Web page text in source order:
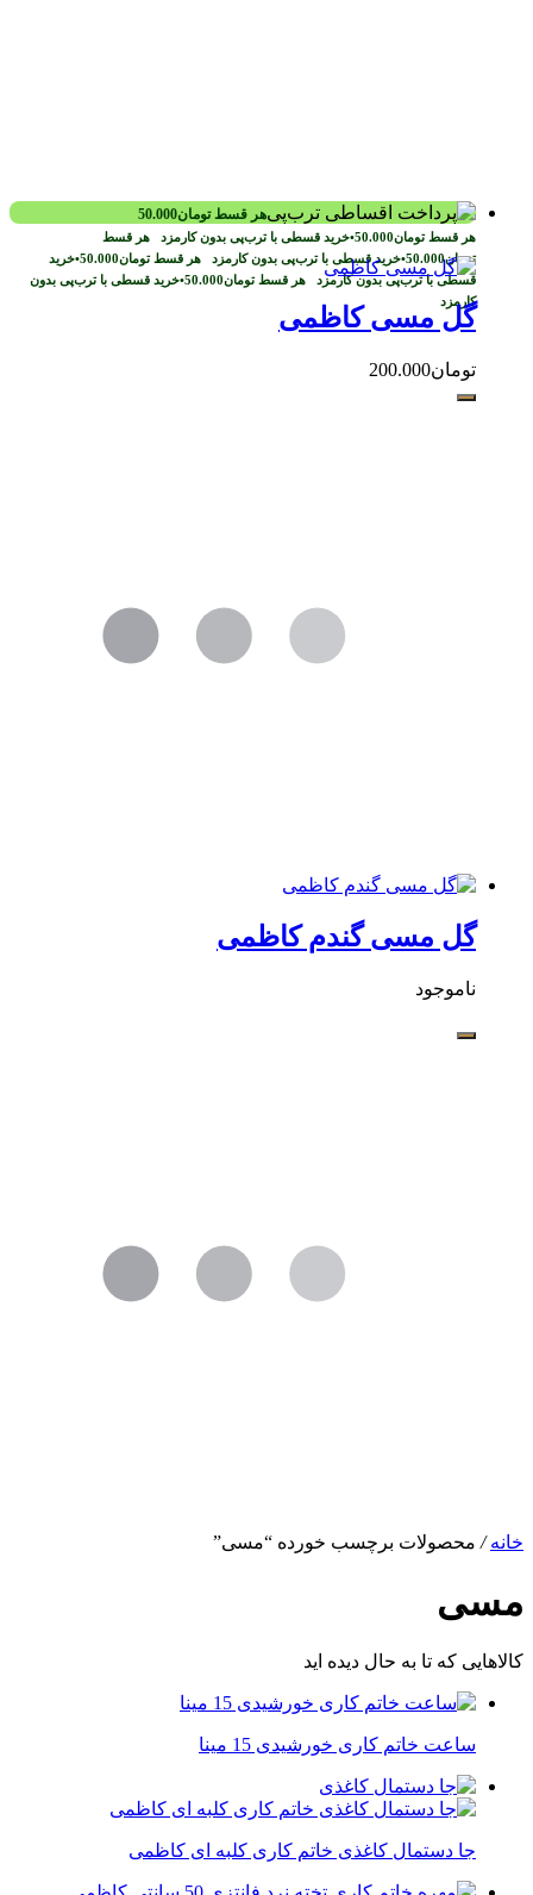
هر قسطتومان50.000
هر قسطتومان50.000
•خرید قسطی با ترب‌پی بدون کارمزد هر قسط
تومان50.000
•خرید قسطی با ترب‌پی بدون کارمزد هر قسطتومان50.000
•خرید
قسطی با ترب‌پی بدون کارمزد هر قسطتومان50.000
•خرید قسطی با ترب‌پی بدون
کارمزد
گل مسی کاظمی
تومان200.000
گل مسی گندم کاظمی
ناموجود
خانه/ محصولات برچسب خورده “مسی”
مسی
کالاهایی که تا به حال دیده اید
ساعت خاتم کاری خورشیدی 15 مینا
جا دستمال کاغذی خاتم کاری کلبه ای کاظمی